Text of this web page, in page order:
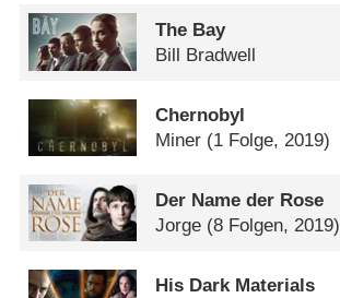
The Bay
Bill Bradwell
Chernobyl
Miner (1 Folge, 2019)
Der Name der Rose
Jorge (8 Folgen, 2019)
His Dark Materials